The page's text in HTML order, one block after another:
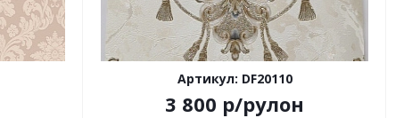
Артикул: DF20110
3 800 р/рулон